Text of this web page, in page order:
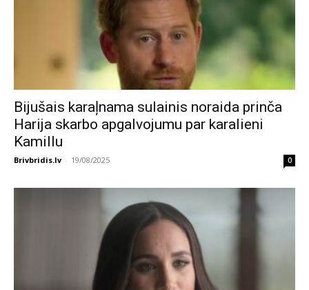
Bijušais karaļnama sulainis noraida prinča
Harija skarbo apgalvojumu par karalieni
Kamillu
Brivbridis.lv - 19/08/2025 0